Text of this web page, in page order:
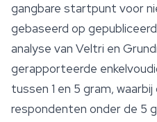
gangbare startpunt voor
gebaseerd op
analyse van Veltri en
gerapporteerde
tussen 1 en 5 gram,
respondenten onder de 5